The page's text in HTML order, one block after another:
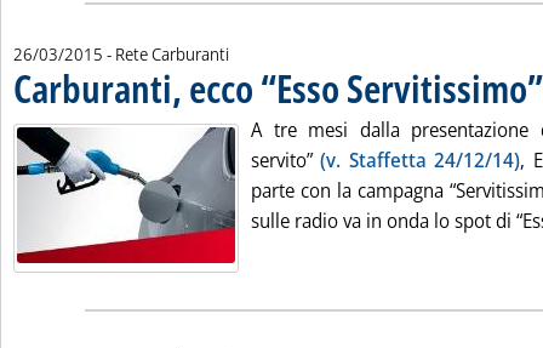
26/03/2015 - Rete Carburanti
Carburanti, ecco “Esso Servitissimo”
A tre mesi dalla presentazione
servito”(v. Staffetta 24/12/14),
parte con la campagna
sulle radio va in onda lo spot di